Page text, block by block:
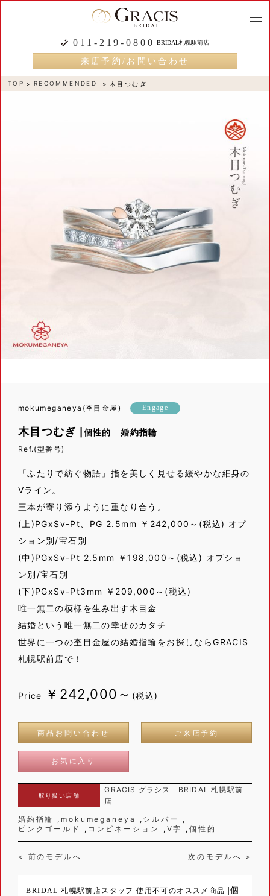
011-219-0800 BRIDAL札幌駅前店
来店予約/お問い合わせ
TOP RECOMMENDED 木目つむぎ
mokumeganeya(杢目金屋) Engage
木目つむぎ |個性的 婚約指輪
Ref.(型番号)
「ふたりで紡ぐ物語」指を美しく見せる緩やかな細身の
Vライン。
三本が寄り添うように重なり合う。
(上)PGxSv-Pt、PG 2.5mm ￥242,000～(税込) オプ
ション別/宝石別
(中)PGxSv-Pt 2.5mm ￥198,000～(税込) オプショ
ン別/宝石別
(下)PGxSv-Pt3mm ￥209,000～(税込)
唯一無二の模様を生み出す木目金
結婚という唯一無二の幸せのカタチ
世界に一つの杢目金屋の結婚指輪をお探しならGRACIS
札幌駅前店で！
Price ￥242,000～ (税込)
商品お問い合わせ ご来店予約
お気に入り
取り扱い店舗
GRACIS グラシス BRIDAL 札幌駅前
店
婚約指輪
mokumeganeya
シルバー
ピンクゴールド
コンビネーション V字 個性的
< 前のモデルへ 次のモデルへ >
BRIDAL 札幌駅前店スタッフ 使用不可のオススメ商品
|個